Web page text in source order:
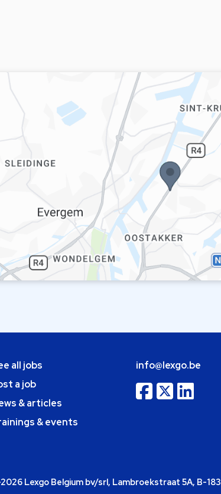
all jobs
a job
& articles
& events
info@lexgo.be
Lexgo Belgium bv/srl, Lambroekstraat 5A, B-